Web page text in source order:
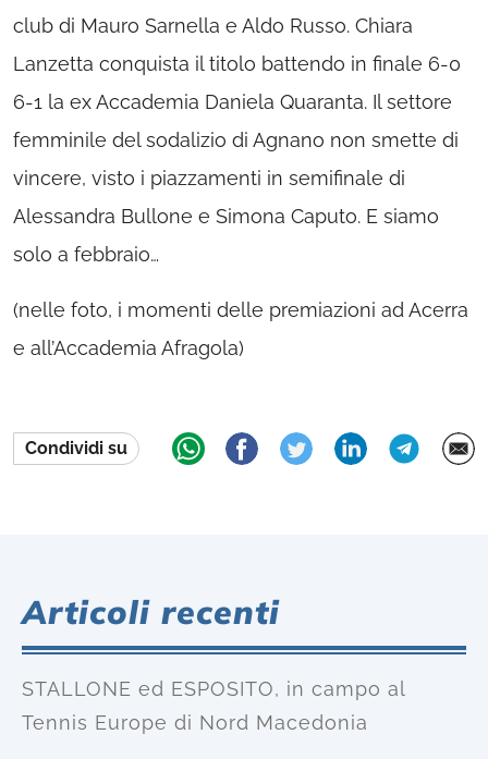
club di Mauro Sarnella e Aldo Russo. Chiara
Lanzetta conquista il titolo battendo in finale 6-0
6-1 la ex Accademia Daniela Quaranta. Il settore
femminile del sodalizio di Agnano non smette di
vincere, visto i piazzamenti in semifinale di
Alessandra Bullone e Simona Caputo. E siamo
solo a febbraio…
(nelle foto, i momenti delle premiazioni ad Acerra
e all’Accademia Afragola)
Condividi su
Articoli recenti
STALLONE ed ESPOSITO, in campo al
Tennis Europe di Nord Macedonia